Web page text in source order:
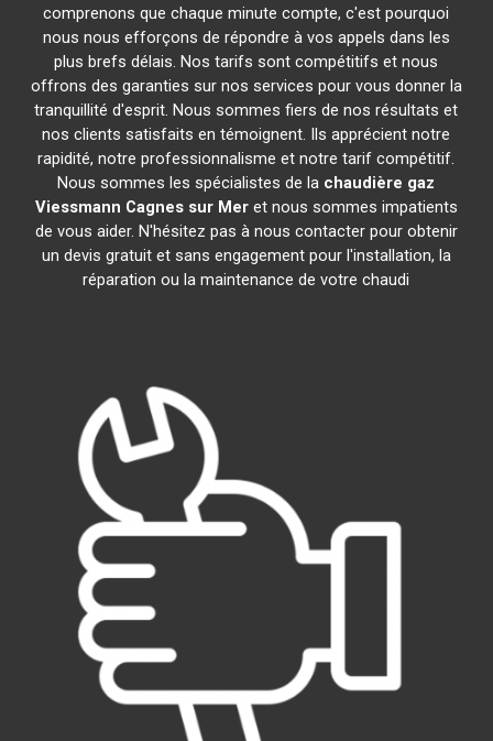
comprenons que chaque minute compte, c'est pourquoi
nous nous efforçons de répondre à vos appels dans les
plus brefs délais. Nos tarifs sont compétitifs et nous
offrons des garanties sur nos services pour vous donner la
tranquillité d'esprit. Nous sommes fiers de nos résultats et
nos clients satisfaits en témoignent. Ils apprécient notre
rapidité, notre professionnalisme et notre tarif compétitif.
Nous sommes les spécialistes de la chaudière gaz
Viessmann Cagnes sur Meret nous sommes impatients
de vous aider. N'hésitez pas à nous contacter pour obtenir
un devis gratuit et sans engagement pour l'installation, la
réparation ou la maintenance de votre chaudi